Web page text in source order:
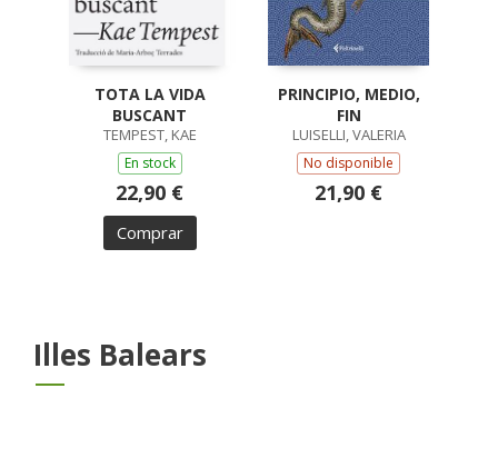
TOTA LA VIDA
BUSCANT
TEMPEST, KAE
En stock
22,90 €
Comprar
PRINCIPIO, MEDIO,
FIN
LUISELLI, VALERIA
No disponible
21,90 €
Illes Balears